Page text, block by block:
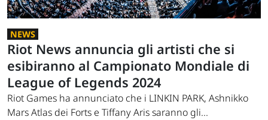
NEWS
Riot News annuncia gli artisti che si
esibiranno al Campionato Mondiale di
League of Legends 2024
Riot Games ha annunciato che i LINKIN PARK, Ashnikko
Mars Atlas dei Forts e Tiffany Aris saranno gli...